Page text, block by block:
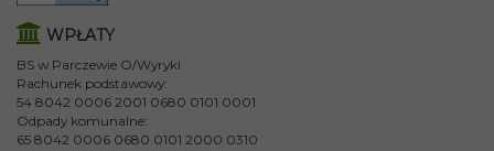
WPŁATY
BS w Parczewie O/Wyryki
Rachunek podstawowy:
54 8042 0006 2001 0680 0101 0001
Odpady komunalne:
65 8042 0006 0680 0101 2000 0310